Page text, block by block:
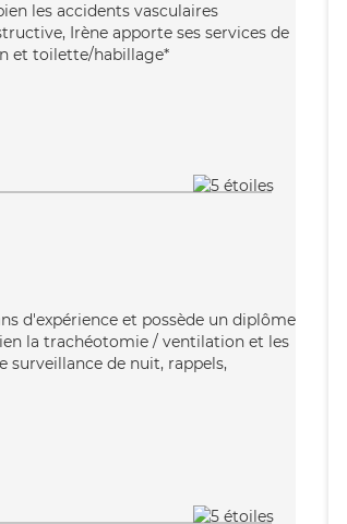
les accidents vasculaires
Irène apporte ses services de
et toilette/habillage*
d'expérience et possède un diplôme
la trachéotomie / ventilation et les
surveillance de nuit, rappels,